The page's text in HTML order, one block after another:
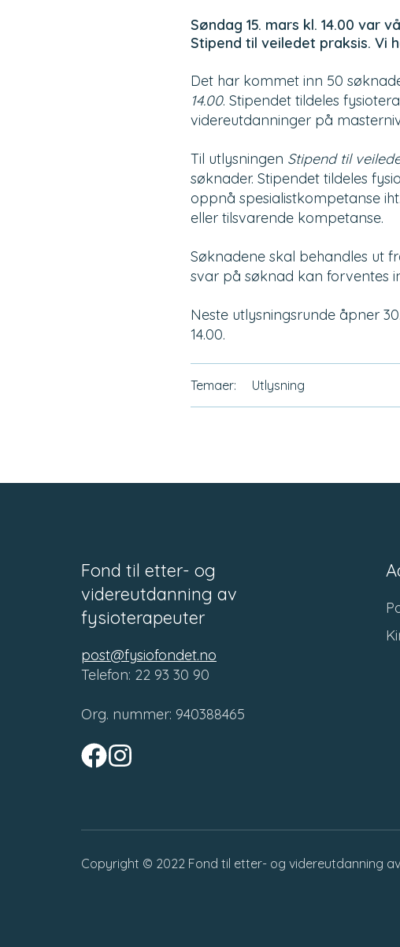
Søndag 15. mars kl. 14.00 var
Stipend til veiledet praksis. Vi
Det har kommet inn 50
14.00. Stipendet tildeles
videreutdanninger på
Til utlysningen Stipend til
søknader. Stipendet tildeles
oppnå spesialistkompetanse
eller tilsvarende kompetanse.
Søknadene skal behandles ut
svar på søknad kan forventes
Neste utlysningsrunde åpner
14.00.
Temaer: Utlysning
Fond til etter- og
videreutdanning av
fysioterapeuter
post@fysiofondet.no
Telefon: 22 93 30 90
Org. nummer: 940388465
Copyright © 2022 Fond til etter- og videreutdanning